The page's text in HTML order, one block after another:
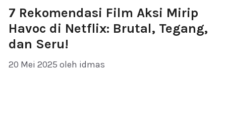
7 Rekomendasi Film Aksi Mirip
Havoc di Netflix: Brutal, Tegang,
dan Seru!
20 Mei 2025 oleh idmas